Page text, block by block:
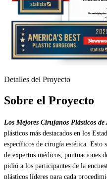
Detalles del Proyecto
Sobre el Proyecto
Los Mejores Cirujanos Plásticos de
plásticos más destacados en los
específicos de cirugía estética. Esto
de expertos médicos, puntuaciones
pidió a los participantes de la
plásticos líderes para cada